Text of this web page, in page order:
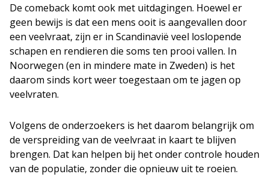
De comeback komt ook met uitdagingen. Hoewel er
geen bewijs is dat een mens ooit is aangevallen door
een veelvraat, zijn er in Scandinavië veel loslopende
schapen en rendieren die soms ten prooi vallen. In
Noorwegen (en in mindere mate in Zweden) is het
daarom sinds kort weer toegestaan om te jagen op
veelvraten.
Volgens de onderzoekers is het daarom belangrijk om
de verspreiding van de veelvraat in kaart te blijven
brengen. Dat kan helpen bij het onder controle houden
van de populatie, zonder die opnieuw uit te roeien.